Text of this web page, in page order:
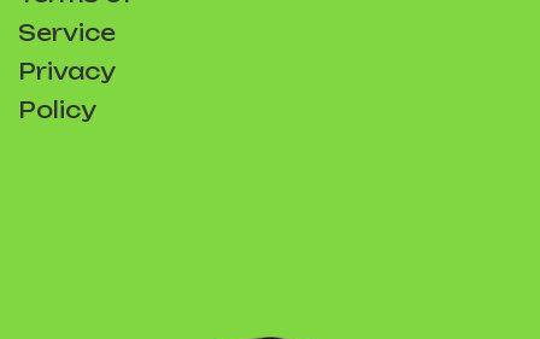
Service
Privacy
Policy